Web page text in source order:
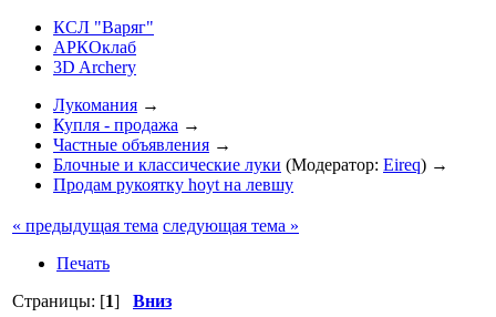
КСЛ "Варяг"
АРКОклаб
3D Archery
Лукомания →
Купля - продажа →
Частные объявления →
Блочные и классические луки (Модератор: Eireq) →
Продам рукоятку hoyt на левшу
« предыдущая тема следующая тема »
Печать
Страницы: [1] Вниз